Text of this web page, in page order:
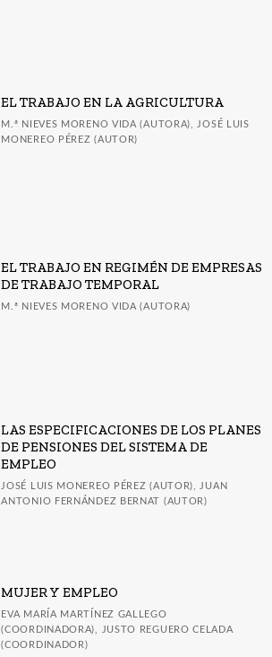
EL TRABAJO EN LA AGRICULTURA
M.ª NIEVES MORENO VIDA (AUTORA), JOSÉ LUIS
MONEREO PÉREZ (AUTOR)
EL TRABAJO EN REGIMÉN DE EMPRESAS
DE TRABAJO TEMPORAL
M.ª NIEVES MORENO VIDA (AUTORA)
LAS ESPECIFICACIONES DE LOS PLANES
DE PENSIONES DEL SISTEMA DE
EMPLEO
JOSÉ LUIS MONEREO PÉREZ (AUTOR), JUAN
ANTONIO FERNÁNDEZ BERNAT (AUTOR)
MUJER Y EMPLEO
EVA MARÍA MARTÍNEZ GALLEGO
(COORDINADORA), JUSTO REGUERO CELADA
(COORDINADOR)